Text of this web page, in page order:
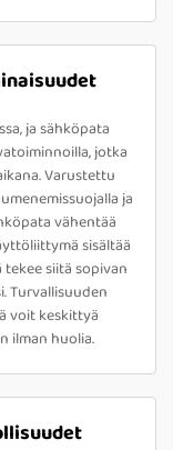
ja sähköpata
jotka
Varustettu
ja
vähentää
sisältää
siitä sopivan
Turvallisuuden
voit keskittyä
ilman huolia.